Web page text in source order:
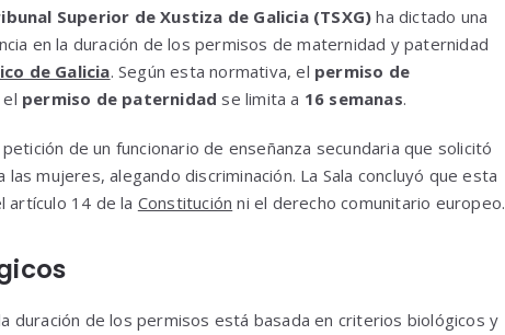
Superior de Xustiza de Galicia (TSXG) ha dictado una
en la duración de los permisos de maternidad y paternidad
de Galicia. Según esta normativa, el permiso de
permiso de paternidad se limita a 16 semanas.
de un funcionario de enseñanza secundaria que solicitó
mujeres, alegando discriminación. La Sala concluyó que esta
artículo 14 de la Constitución ni el derecho comunitario europeo.
duración de los permisos está basada en criterios biológicos y